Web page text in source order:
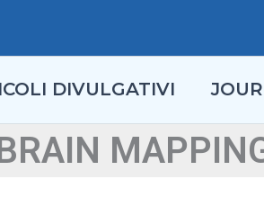
DIVULGATIVI